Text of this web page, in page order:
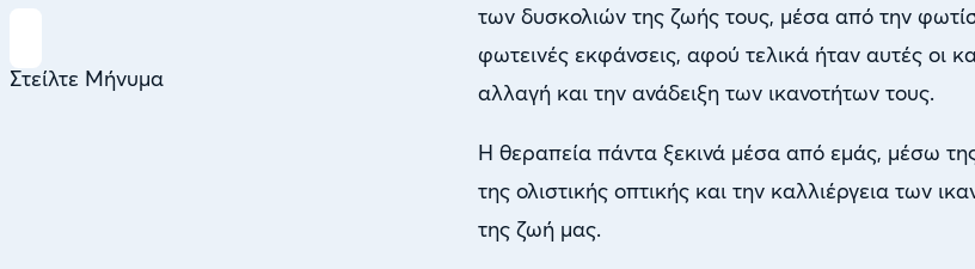
Στείλτε Μήνυμα
των δυσκολιών της ζωής τους, μέσα από την
φωτεινές εκφάνσεις, αφού τελικά ήταν αυτές οι
αλλαγή και την ανάδειξη των ικανοτήτων τους.
Η θεραπεία πάντα ξεκινά μέσα από εμάς, μέσω
της ολιστικής οπτικής και την καλλιέργεια των
της ζωή μας.